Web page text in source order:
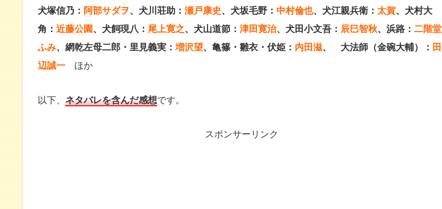
犬塚信乃： 阿部サダヲ 、犬川荘助： 瀬戸康史 、犬坂毛野： 中村倫也、犬江親兵衛： 太賀、犬村大
角： 近藤公園 、犬飼現八： 尾上寛之、犬山道節： 津田寛治、犬田小文吾： 辰巳智秋、浜路： 二階堂
ふみ、網乾左母二郎・里見義実：増沢望、亀篠・雛衣・伏姫： 内田滋、ゝ大法師（金碗大輔）： 田
辺誠一
ほか
以下、 ネタバレを含んだ感想です。
スポンサーリンク